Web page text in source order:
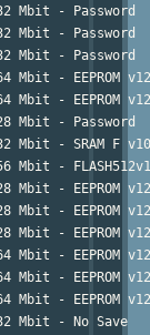
Mbit - Password
Mbit - Password
Mbit - Password
Mbit - EEPROM
Mbit - EEPROM
Mbit - Password
Mbit - SRAM F
Mbit -
Mbit - EEPROM
Mbit - EEPROM
Mbit - EEPROM
Mbit - EEPROM
Mbit - EEPROM
Mbit - EEPROM
Mbit - No Save